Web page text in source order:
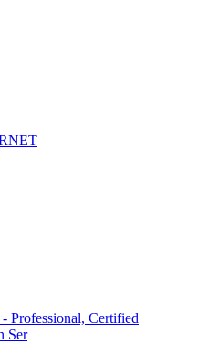
Professional, Certified
Ser